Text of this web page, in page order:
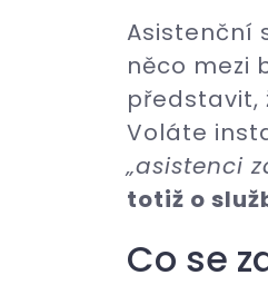
Asistenční
něco mezi
představit,
Voláte
„asistenci
totiž o
Co se